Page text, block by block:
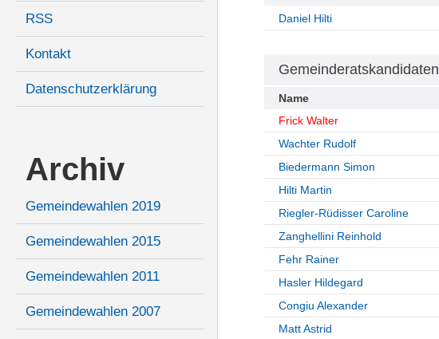
RSS
Kontakt
Datenschutzerklärung
Archiv
Gemeindewahlen 2019
Gemeindewahlen 2015
Gemeindewahlen 2011
Gemeindewahlen 2007
Daniel Hilti
Gemeinderatskandidaten
Name
Frick Walter
Wachter Rudolf
Biedermann Simon
Hilti Martin
Riegler-Rüdisser Caroline
Zanghellini Reinhold
Fehr Rainer
Hasler Hildegard
Congiu Alexander
Matt Astrid